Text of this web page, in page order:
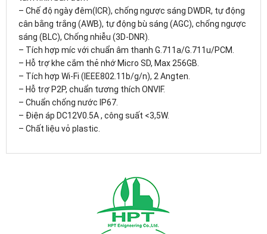
– Chế độ ngày đêm(ICR), chống ngược sáng DWDR, tự động
cân bằng trắng (AWB), tự động bù sáng (AGC), chống ngược
sáng (BLC), Chống nhiễu (3D-DNR).
– Tích hợp míc với chuẩn âm thanh G.711a/G.711u/PCM.
– Hỗ trợ khe cắm thẻ nhớ Micro SD, Max 256GB.
– Tích hợp Wi-Fi (IEEE802.11b/g/n), 2 Angten.
– Hỗ trợ P2P, chuẩn tương thích ONVIF.
– Chuẩn chống nước IP67.
– Điện áp DC12V0.5A , công suất <3,5W.
– Chất liệu vỏ plastic.